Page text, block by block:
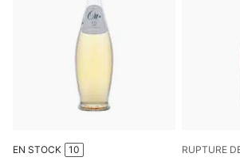
EN STOCK 10 RUPTURE